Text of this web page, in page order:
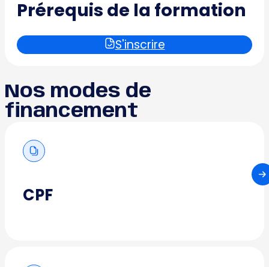
Prérequis de la formation
S'inscrire
Nos modes de
financement
CPF